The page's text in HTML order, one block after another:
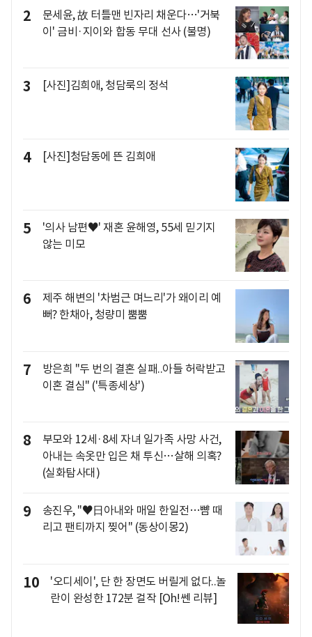
2
문세윤, 故 터틀맨 빈자리 채운다…'거북
이' 금비·지이와 합동 무대 선사 (불명)
3 [사진]김희애, 청담룩의 정석
4 [사진]청담동에 뜬 김희애
5
'의사 남편♥' 재혼 윤해영, 55세 믿기지
않는 미모
6
제주 해변의 '차범근 며느리'가 왜이리 예
뻐? 한채아, 청량미 뿜뿜
7
방은희 "두 번의 결혼 실패..아들 허락받고
이혼 결심" ('특종세상')
8
부모와 12세·8세 자녀 일가족 사망 사건,
아내는 속옷만 입은 채 투신…살해 의혹?
(실화탐사대)
9
송진우, "♥日아내와 매일 한일전…뺨 때
리고 팬티까지 찢어" (동상이몽2)
10
'오디세이', 단 한 장면도 버릴게 없다..놀
란이 완성한 172분 걸작 [Oh!쎈 리뷰]